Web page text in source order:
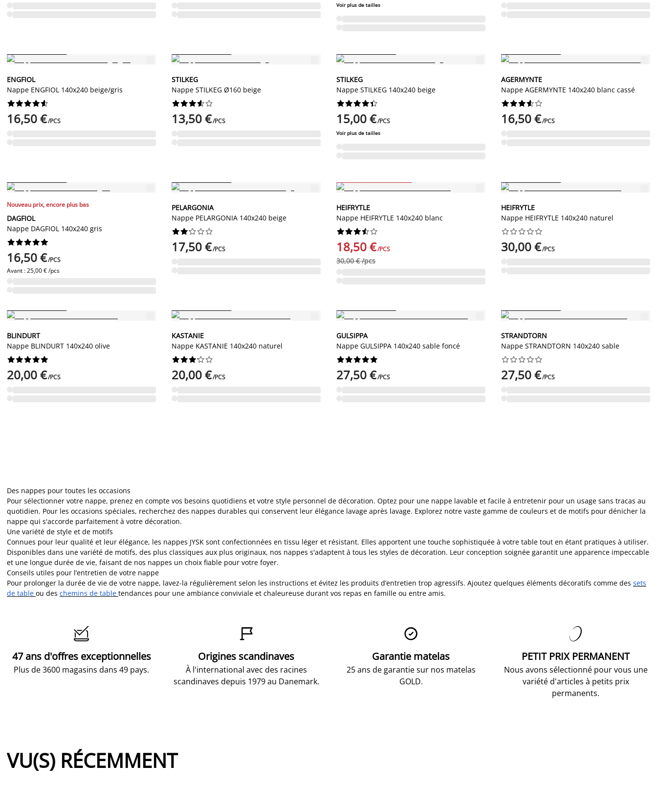
Voir plus de tailles
ENGFIOL
Nappe ENGFIOL 140x240 beige/gris






16,50 €/PCS
STILKEG
Nappe STILKEG Ø160 beige






13,50 €/PCS
STILKEG
Nappe STILKEG 140x240 beige






15,00 €/PCS
Voir plus de tailles
AGERMYNTE
Nappe AGERMYNTE 140x240 blanc cassé






16,50 €/PCS
Nouveau prix, encore plus bas
DAGFIOL
Nappe DAGFIOL 140x240 gris






16,50 €/PCS
Avant :25,00 € /pcs
PELARGONIA
Nappe PELARGONIA 140x240 beige






17,50 €/PCS
HEIFRYTLE
Nappe HEIFRYTLE 140x240 blanc






18,50 €/PCS
30,00 € /pcs
HEIFRYTLE
Nappe HEIFRYTLE 140x240 naturel






30,00 €/PCS
BLINDURT
Nappe BLINDURT 140x240 olive






20,00 €/PCS
KASTANIE
Nappe KASTANIE 140x240 naturel






20,00 €/PCS
GULSIPPA
Nappe GULSIPPA 140x240 sable foncé






27,50 €/PCS
STRANDTORN
Nappe STRANDTORN 140x240 sable






27,50 €/PCS
Des nappes pour toutes les occasions
Pour sélectionner votre nappe, prenez en compte vos besoins quotidiens et votre style personnel de décoration. Optez pour une nappe lavable et facile à entretenir pour un usage sans tracas au
quotidien. Pour les occasions spéciales, recherchez des nappes durables qui conservent leur élégance lavage après lavage. Explorez notre vaste gamme de couleurs et de motifs pour dénicher la
nappe qui s'accorde parfaitement à votre décoration.
Une variété de style et de motifs
Connues pour leur qualité et leur élégance, les nappes JYSK sont confectionnées en tissu léger et résistant. Elles apportent une touche sophistiquée à votre table tout en étant pratiques à utiliser.
Disponibles dans une variété de motifs, des plus classiques aux plus originaux, nos nappes s'adaptent à tous les styles de décoration. Leur conception soignée garantit une apparence impeccable
et une longue durée de vie, faisant de nos nappes un choix fiable pour votre foyer.
Conseils utiles pour l’entretien de votre nappe
Pour prolonger la durée de vie de votre nappe, lavez-la régulièrement selon les instructions et évitez les produits d’entretien trop agressifs. Ajoutez quelques éléments décoratifs comme des sets
de table ou des chemins de table tendances pour une ambiance conviviale et chaleureuse durant vos repas en famille ou entre amis.

47 ans d'offres exceptionnelles
Plus de 3600 magasins dans 49 pays.

Origines scandinaves
À l'international avec des racines
scandinaves depuis 1979 au Danemark.

Garantie matelas
25 ans de garantie sur nos matelas
GOLD.

PETIT PRIX PERMANENT
Nous avons sélectionné pour vous une
variété d'articles à petits prix
permanents.
VU(S) RÉCEMMENT